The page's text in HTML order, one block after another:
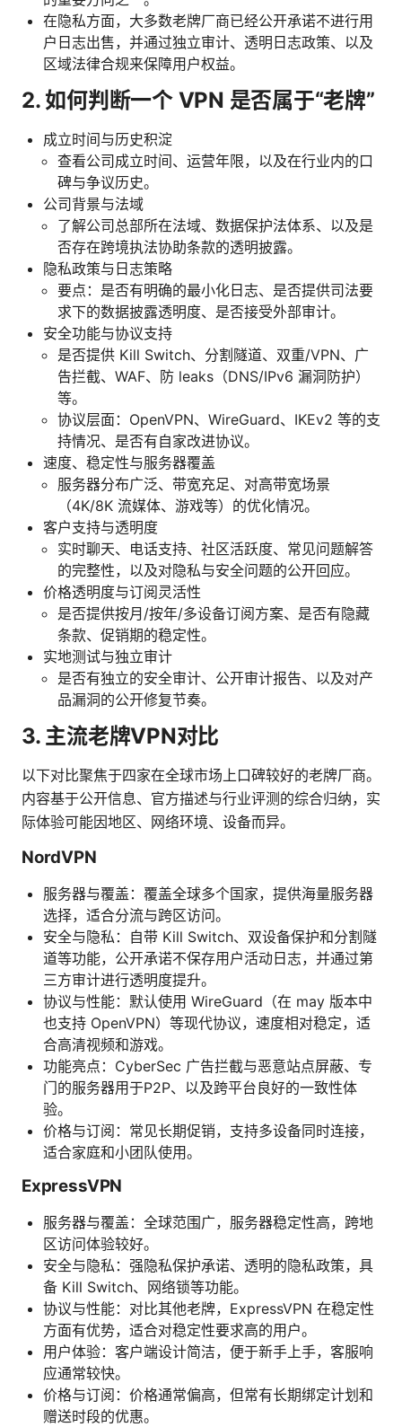
在隐私方面，大多数老牌厂商已经公开承诺不进行用
户日志出售，并通过独立审计、透明日志政策、以及
区域法律合规来保障用户权益。
2. 如何判断一个 VPN 是否属于“老牌”
成立时间与历史积淀
查看公司成立时间、运营年限，以及在行业内的口
碑与争议历史。
公司背景与法域
了解公司总部所在法域、数据保护法体系、以及是
否存在跨境执法协助条款的透明披露。
隐私政策与日志策略
要点：是否有明确的最小化日志、是否提供司法要
求下的数据披露透明度、是否接受外部审计。
安全功能与协议支持
是否提供 Kill Switch、分割隧道、双重/VPN、广
告拦截、WAF、防 leaks（DNS/IPv6 漏洞防护）
等。
协议层面：OpenVPN、WireGuard、IKEv2 等的支
持情况、是否有自家改进协议。
速度、稳定性与服务器覆盖
服务器分布广泛、带宽充足、对高带宽场景
（4K/8K 流媒体、游戏等）的优化情况。
客户支持与透明度
实时聊天、电话支持、社区活跃度、常见问题解答
的完整性，以及对隐私与安全问题的公开回应。
价格透明度与订阅灵活性
是否提供按月/按年/多设备订阅方案、是否有隐藏
条款、促销期的稳定性。
实地测试与独立审计
是否有独立的安全审计、公开审计报告、以及对产
品漏洞的公开修复节奏。
3. 主流老牌VPN对比
以下对比聚焦于四家在全球市场上口碑较好的老牌厂商。
内容基于公开信息、官方描述与行业评测的综合归纳，实
际体验可能因地区、网络环境、设备而异。
NordVPN
服务器与覆盖：覆盖全球多个国家，提供海量服务器
选择，适合分流与跨区访问。
安全与隐私：自带 Kill Switch、双设备保护和分割隧
道等功能，公开承诺不保存用户活动日志，并通过第
三方审计进行透明度提升。
协议与性能：默认使用 WireGuard（在 may 版本中
也支持 OpenVPN）等现代协议，速度相对稳定，适
合高清视频和游戏。
功能亮点：CyberSec 广告拦截与恶意站点屏蔽、专
门的服务器用于P2P、以及跨平台良好的一致性体
验。
价格与订阅：常见长期促销，支持多设备同时连接，
适合家庭和小团队使用。
ExpressVPN
服务器与覆盖：全球范围广，服务器稳定性高，跨地
区访问体验较好。
安全与隐私：强隐私保护承诺、透明的隐私政策，具
备 Kill Switch、网络锁等功能。
协议与性能：对比其他老牌，ExpressVPN 在稳定性
方面有优势，适合对稳定性要求高的用户。
用户体验：客户端设计简洁，便于新手上手，客服响
应通常较快。
价格与订阅：价格通常偏高，但常有长期绑定计划和
赠送时段的优惠。